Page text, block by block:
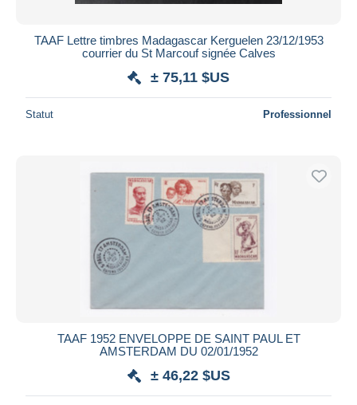
TAAF Lettre timbres Madagascar Kerguelen 23/12/1953
courrier du St Marcouf signée Calves
± 75,11 $US
Statut Professionnel
TAAF 1952 ENVELOPPE DE SAINT PAUL ET
AMSTERDAM DU 02/01/1952
± 46,22 $US